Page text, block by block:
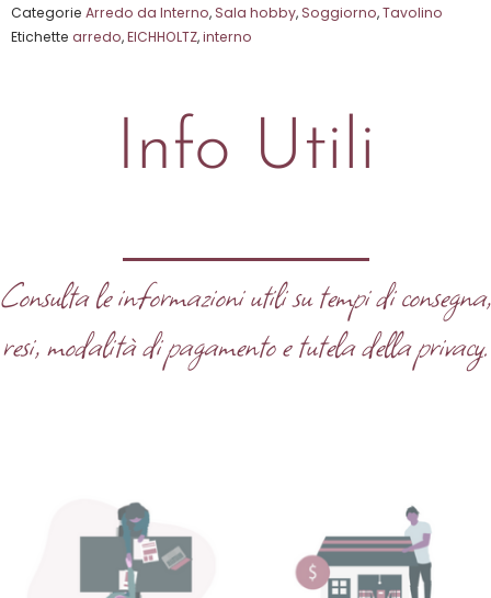
5
Categorie Arredo da Interno,Sala hobby,Soggiorno,Tavolino
Etichette arredo,EICHHOLTZ,interno
Info Utili
Consulta le informazioni utili su tempi di consegna,
resi, modalità di pagamento e tutela della privacy.